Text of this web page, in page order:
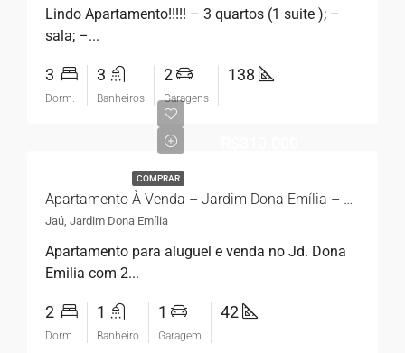
Lindo Apartamento!!!!! – 3 quartos (1 suite ); –
sala; –...
3
Dorm.
3
Banheiros
2
Garagens
138
COMPRAR
Apartamento À Venda – Jardim Dona Emília – Jaú SP
Jaú, Jardim Dona Emília
Apartamento para aluguel e venda no Jd. Dona
Emilia com 2...
2
Dorm.
1
Banheiro
1
Garagem
42